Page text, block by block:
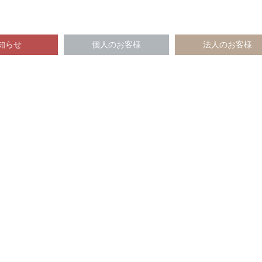
らせ 個人のお客様 法人のお客様